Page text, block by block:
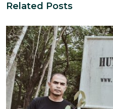
Related Posts